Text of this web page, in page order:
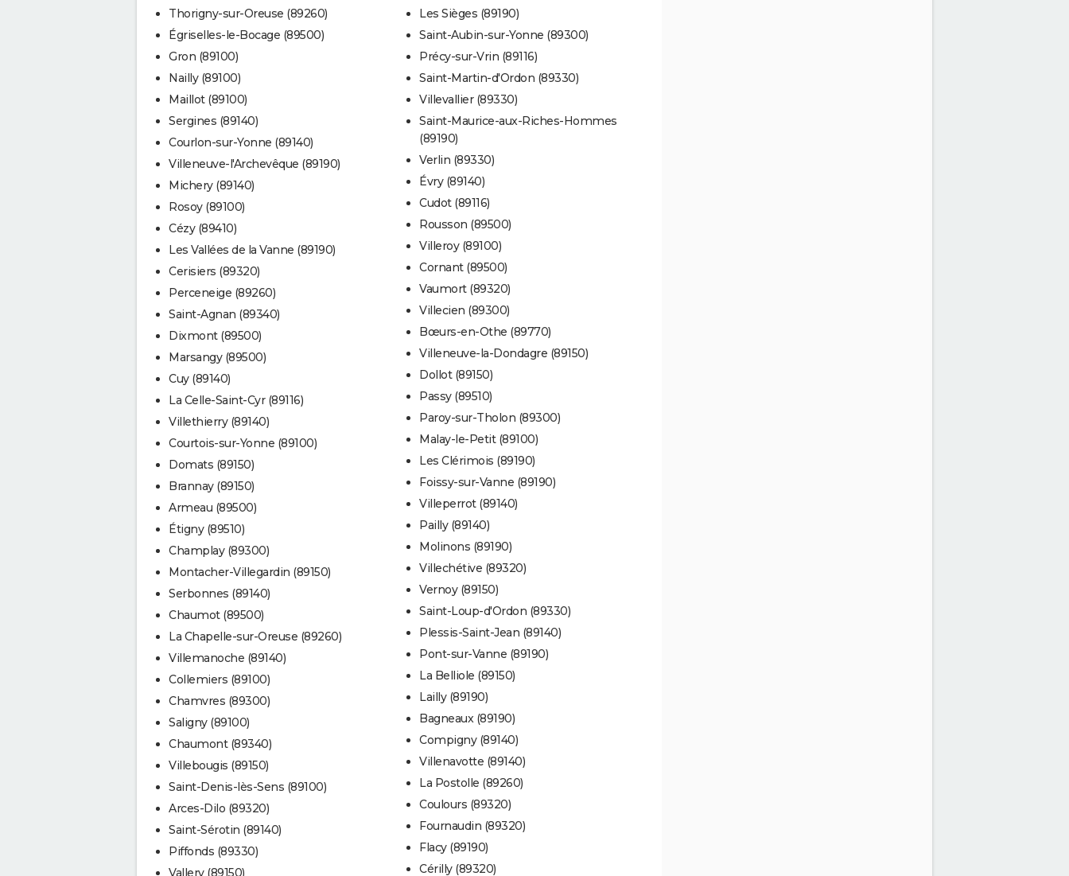
Thorigny-sur-Oreuse (89260)
Égriselles-le-Bocage (89500)
Gron (89100)
Nailly (89100)
Maillot (89100)
Sergines (89140)
Courlon-sur-Yonne (89140)
Villeneuve-l'Archevêque (89190)
Michery (89140)
Rosoy (89100)
Cézy (89410)
Les Vallées de la Vanne (89190)
Cerisiers (89320)
Perceneige (89260)
Saint-Agnan (89340)
Dixmont (89500)
Marsangy (89500)
Cuy (89140)
La Celle-Saint-Cyr (89116)
Villethierry (89140)
Courtois-sur-Yonne (89100)
Domats (89150)
Brannay (89150)
Armeau (89500)
Étigny (89510)
Champlay (89300)
Montacher-Villegardin (89150)
Serbonnes (89140)
Chaumot (89500)
La Chapelle-sur-Oreuse (89260)
Villemanoche (89140)
Collemiers (89100)
Chamvres (89300)
Saligny (89100)
Chaumont (89340)
Villebougis (89150)
Saint-Denis-lès-Sens (89100)
Arces-Dilo (89320)
Saint-Sérotin (89140)
Piffonds (89330)
Vallery (89150)
Les Sièges (89190)
Saint-Aubin-sur-Yonne (89300)
Précy-sur-Vrin (89116)
Saint-Martin-d'Ordon (89330)
Villevallier (89330)
Saint-Maurice-aux-Riches-Hommes
(89190)
Verlin (89330)
Évry (89140)
Cudot (89116)
Rousson (89500)
Villeroy (89100)
Cornant (89500)
Vaumort (89320)
Villecien (89300)
Bœurs-en-Othe (89770)
Villeneuve-la-Dondagre (89150)
Dollot (89150)
Passy (89510)
Paroy-sur-Tholon (89300)
Malay-le-Petit (89100)
Les Clérimois (89190)
Foissy-sur-Vanne (89190)
Villeperrot (89140)
Pailly (89140)
Molinons (89190)
Villechétive (89320)
Vernoy (89150)
Saint-Loup-d'Ordon (89330)
Plessis-Saint-Jean (89140)
Pont-sur-Vanne (89190)
La Belliole (89150)
Lailly (89190)
Bagneaux (89190)
Compigny (89140)
Villenavotte (89140)
La Postolle (89260)
Coulours (89320)
Fournaudin (89320)
Flacy (89190)
Cérilly (89320)